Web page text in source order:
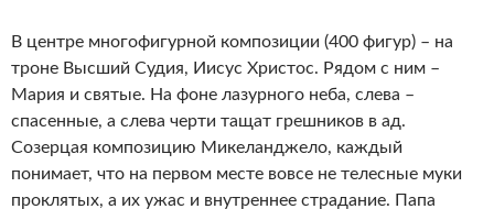
В центре многофигурной композиции (400 фигур) – на
троне Высший Судия, Иисус Христос. Рядом с ним –
Мария и святые. На фоне лазурного неба, слева –
спасенные, а слева черти тащат грешников в ад.
Созерцая композицию Микеланджело, каждый
понимает, что на первом месте вовсе не телесные муки
проклятых, а их ужас и внутреннее страдание. Папа